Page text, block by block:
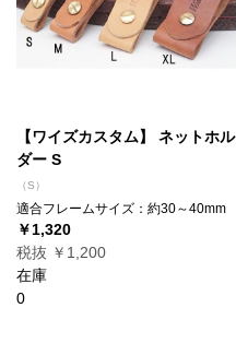
【ワイズカスタム】 ネットホル
ダー S
（S）
適合フレームサイズ：約30～40mm
￥1,320
税抜 ￥1,200
在庫
0